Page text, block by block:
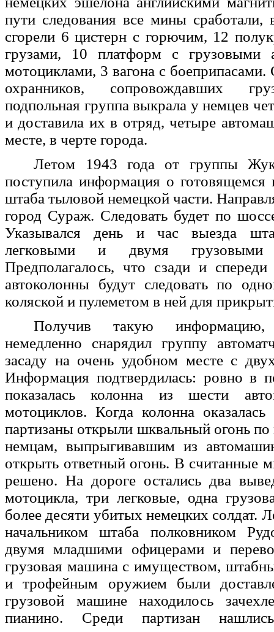
пути следования все мины сработали,
сгорели 6 цистерн с горючим, 12
грузами, 10 платформ с грузовыми
мотоциклами, 3 вагона с боеприпасами.
охранников, сопровождавших
подпольная группа выкрала у немцев
и доставила их в отряд, четыре
месте, в черте города.
Летом 1943 года от группы
поступила информация о готовящемся
штаба тыловой немецкой части.
город Сураж. Следовать будет по
Указывался день и час выезда
легковыми и двумя грузовыми
Предполагалось, что сзади и
автоколонны будут следовать по
коляской и пулеметом в ней для
Получив такую
немедленно снарядил группу
засаду на очень удобном месте с
Информация подтвердилась: ровно в
показалась колонна из шести
мотоциклов. Когда колонна
партизаны открыли шквальный огонь
немцам, выпрыгивавшим из
открыть ответный огонь. В считанные
решено. На дороге остались два
мотоцикла, три легковые, одна
более десяти убитых немецких солдат.
начальником штаба полковником
двумя младшими офицерами и
грузовая машина с имуществом,
и трофейным оружием были
грузовой машине находилось
пианино. Среди партизан